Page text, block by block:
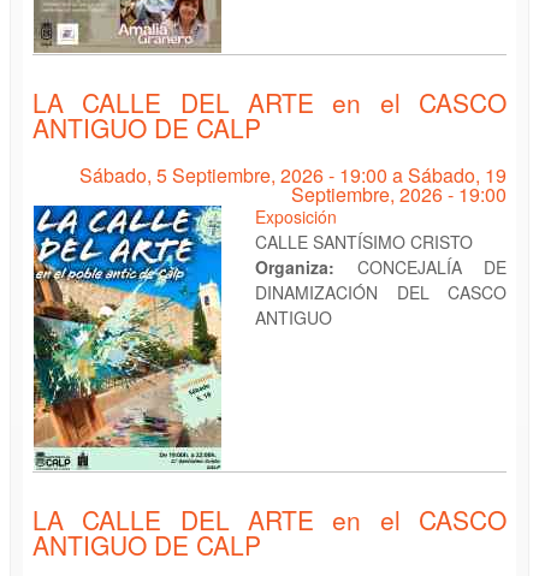
LA CALLE DEL ARTE en el CASCO
ANTIGUO DE CALP
Sábado, 5 Septiembre, 2026 - 19:00 aSábado, 19
Septiembre, 2026 - 19:00
Exposición
CALLE SANTÍSIMO CRISTO
Organiza: CONCEJALÍA DE
DINAMIZACIÓN DEL CASCO
ANTIGUO
LA CALLE DEL ARTE en el CASCO
ANTIGUO DE CALP